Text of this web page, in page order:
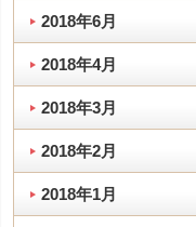
2018年6月
2018年4月
2018年3月
2018年2月
2018年1月